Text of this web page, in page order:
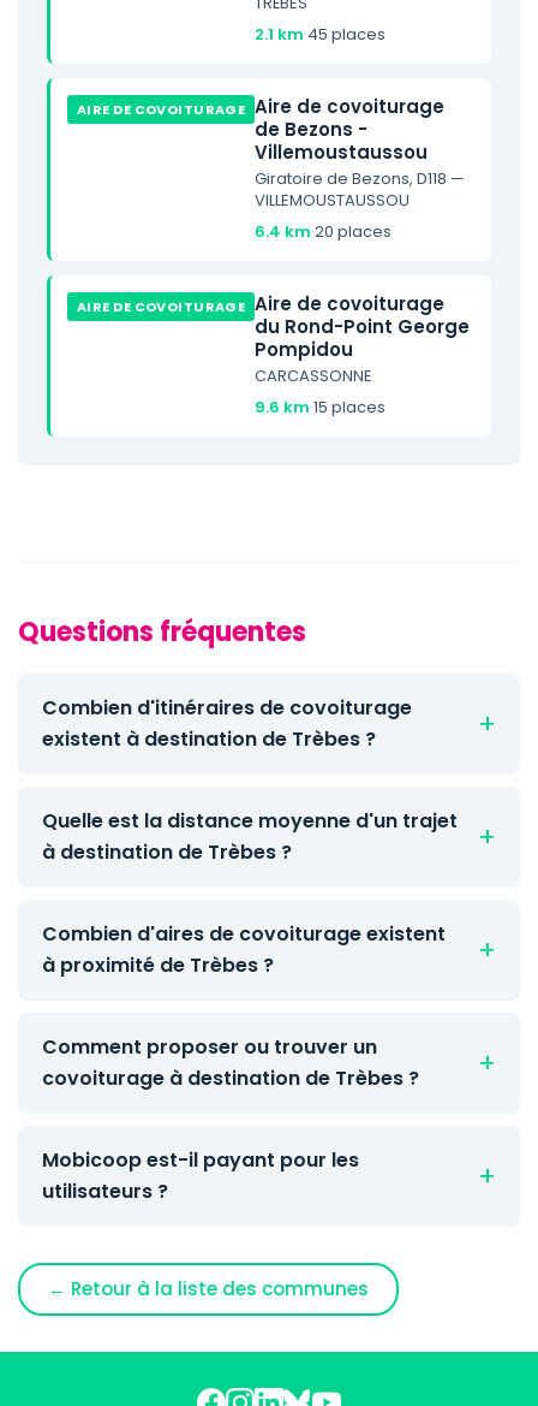
2.1 km·45 places
AIRE DE COVOITURAGE Aire de covoiturage
de Bezons -
Villemoustaussou
Giratoire de Bezons, D118 —
VILLEMOUSTAUSSOU
6.4 km·20 places
AIRE DE COVOITURAGE Aire de covoiturage
du Rond-Point George
Pompidou
CARCASSONNE
9.6 km·15 places
Questions fréquentes
Combien d'itinéraires de covoiturage
existent à destination de Trèbes ?
Quelle est la distance moyenne d'un trajet
à destination de Trèbes ?
Combien d'aires de covoiturage existent
à proximité de Trèbes ?
Comment proposer ou trouver un
covoiturage à destination de Trèbes ?
Mobicoop est-il payant pour les
utilisateurs ?
← Retour à la liste des communes